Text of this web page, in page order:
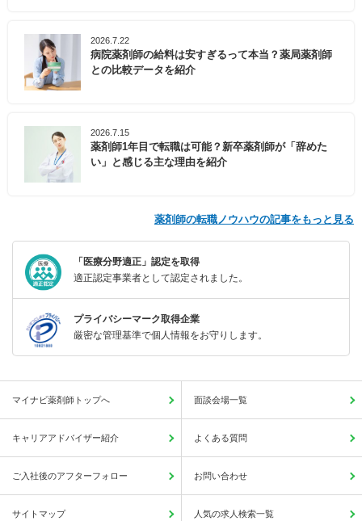
2026.7.22
病院薬剤師の給料は安すぎるって本当？薬局薬剤師
との比較データを紹介
2026.7.15
薬剤師1年目で転職は可能？新卒薬剤師が「辞めた
い」と感じる主な理由を紹介
薬剤師の転職ノウハウの記事をもっと見る
「医療分野適正」認定を取得
適正認定事業者として認定されました。
プライバシーマーク取得企業
厳密な管理基準で個人情報をお守りします。
マイナビ薬剤師トップへ 面談会場一覧
キャリアアドバイザー紹介 よくある質問
ご入社後のアフターフォロー お問い合わせ
サイトマップ 人気の求人検索一覧